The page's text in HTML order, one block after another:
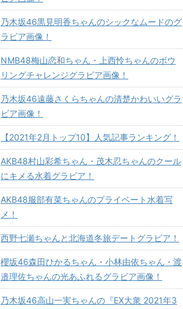
乃木坂46黒見明香ちゃんのシックなムードのグ
ラビア画像！
NMB48梅山恋和ちゃん・上西怜ちゃんのボウ
リングチャレンジグラビア画像！
乃木坂46遠藤さくらちゃんの清楚かわいいグラ
ビア画像！
【2021年2月トップ10】人気記事ランキング！
AKB48村山彩希ちゃん・茂木忍ちゃんのクール
にキメる水着グラビア！
AKB48服部有菜ちゃんのプライベート水着写
メ！
西野七瀬ちゃんと北海道冬旅デートグラビア！
櫻坂46森田ひかるちゃん・小林由依ちゃん・渡
邉理佐ちゃんの光あふれるグラビア画像！
乃木坂46高山一実ちゃんの『EX大衆 2021年3